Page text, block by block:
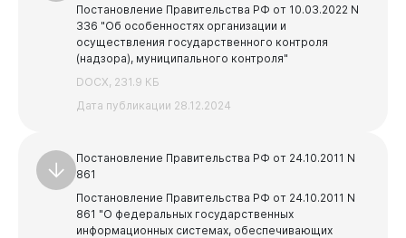
Постановление Правительства РФ от 10.03.2022 N
336 "Об особенностях организации и
осуществления государственного контроля
(надзора), муниципального контроля"
DOCX, 231.9 КБ
Дата публикации 28.12.2024
Постановление Правительства РФ от 24.10.2011 N
861
Постановление Правительства РФ от 24.10.2011 N
861 "О федеральных государственных
информационных системах, обеспечивающих